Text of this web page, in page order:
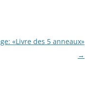
«Livre des 5 anneaux»
→